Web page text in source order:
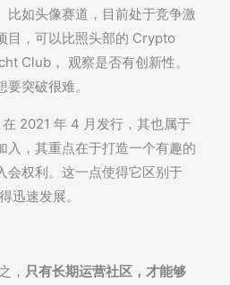
比如头像赛道，目前处于竞争激
目，可以比照头部的 Crypto
Club， 观察是否有创新性。
突破很难。
2021 年 4 月发行，其也属于
入，其重点在于打造一个有趣的
会权利。这一点使得它区别于
迅速发展。
， 只有长期运营社区，才能够